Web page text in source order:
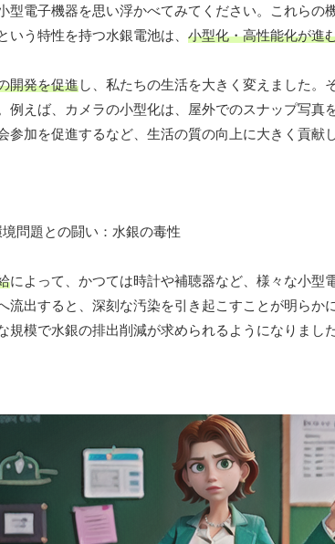
電子機器を思い浮かべてみてください。これらの
う特性を持つ水銀電池は、 小型化・高性能化が進
開発を促進し、私たちの生活を大きく変えました。
例えば、カメラの小型化は、屋外でのスナップ写真
参加を促進するなど、生活の質の向上に大きく貢献
によって、かつては時計や補聴器など、様々な小型
流出すると、深刻な汚染を引き起こすことが明らか
規模で水銀の排出削減が求められるようになりました